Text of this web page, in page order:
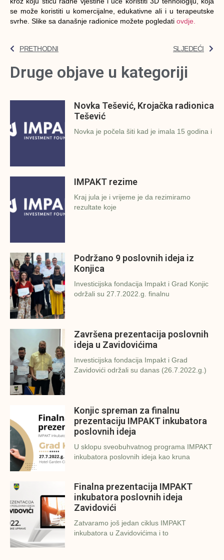
se može koristiti u komercijalne, edukativne ali i u terapeutske
svrhe. Slike sa današnje radionice možete pogledati ovdje.
PRETHODNI SLJEDEĆI
Druge objave u kategoriji
Novka Tešević, Krojačka radionica
Tešević
Novka je počela šiti kad je imala 15 godina i
IMPAKT rezime
Kraj jula je i vrijeme je da rezimiramo
rezultate koje
Podržano 9 poslovnih ideja iz
Konjica
Investicijska fondacija Impakt i Grad Konjic
održali su 27.7.2022.g. finalnu
Završena prezentacija poslovnih
ideja u Zavidovićima
Investicijska fondacija Impakt i Grad
Zavidovići održali su danas (26.7.2022.g.)
Konjic spreman za finalnu
prezentaciju IMPAKT inkubatora
poslovnih ideja
U sklopu sveobuhvatnog programa IMPAKT
inkubatora poslovnih ideja kao kruna
Finalna prezentacija IMPAKT
inkubatora poslovnih ideja
Zavidovići
Zatvaramo još jedan ciklus IMPAKT
inkubatora u Zavidovićima i to